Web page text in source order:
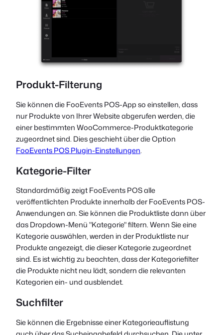
Produkt-Filterung
Sie können die FooEvents POS-App so einstellen, dass
nur Produkte von Ihrer Website abgerufen werden, die
einer bestimmten WooCommerce-Produktkategorie
zugeordnet sind. Dies geschieht über die Option
FooEvents POS Plugin-Einstellungen.
Kategorie-Filter
Standardmäßig zeigt FooEvents POS alle
veröffentlichten Produkte innerhalb der FooEvents POS-
Anwendungen an. Sie können die Produktliste dann über
das Dropdown-Menü "Kategorie" filtern. Wenn Sie eine
Kategorie auswählen, werden in der Produktliste nur
Produkte angezeigt, die dieser Kategorie zugeordnet
sind. Es ist wichtig zu beachten, dass der Kategoriefilter
die Produkte nicht neu lädt, sondern die relevanten
Kategorien ein- und ausblendet.
Suchfilter
Sie können die Ergebnisse einer Kategorieauflistung